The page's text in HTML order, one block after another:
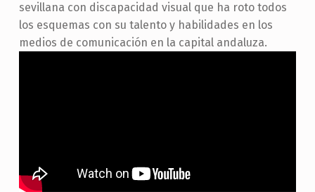
sevillana con discapacidad visual que ha roto todos
los esquemas con su talento y habilidades en los
medios de comunicación en la capital andaluza.